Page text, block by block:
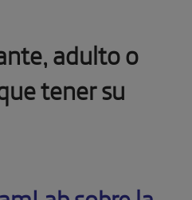
adulto o
tener su